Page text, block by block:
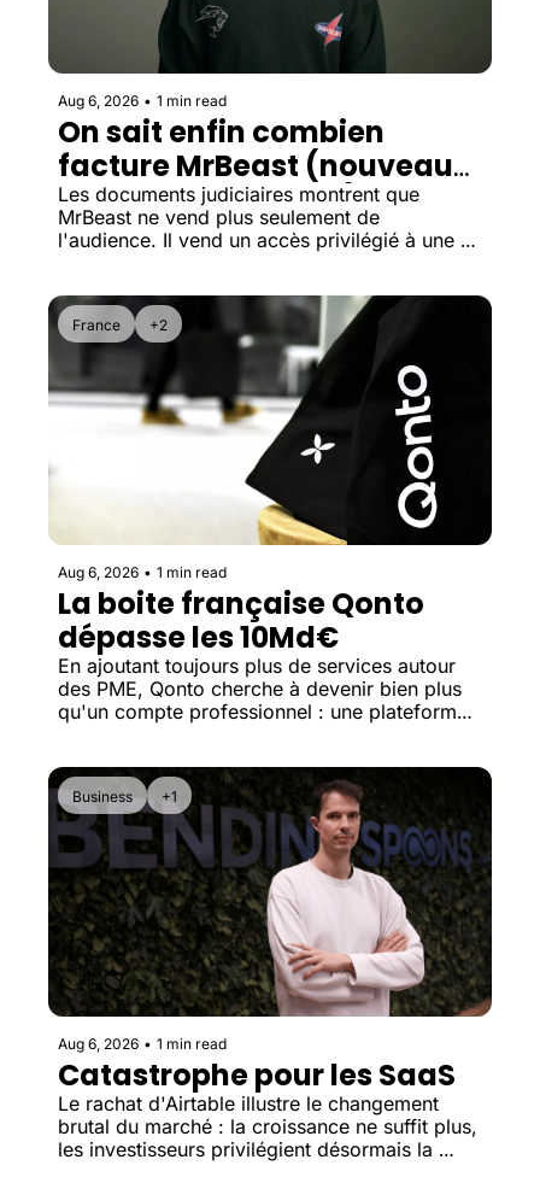
Aug 6, 2026 • 1 min read
On sait enfin combien
facture MrBeast (nouveaux
documents révélés)
Les documents judiciaires montrent que
MrBeast ne vend plus seulement de
l'audience. Il vend un accès privilégié à une
France +2
Aug 6, 2026 • 1 min read
La boite française Qonto
dépasse les 10Md€
En ajoutant toujours plus de services autour
des PME, Qonto cherche à devenir bien plus
qu'un compte professionnel : une plateforme
Business +1
Aug 6, 2026 • 1 min read
Catastrophe pour les SaaS
Le rachat d'Airtable illustre le changement
brutal du marché : la croissance ne suffit plus,
les investisseurs privilégient désormais la